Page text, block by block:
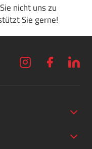
nicht uns zu
Sie gerne!